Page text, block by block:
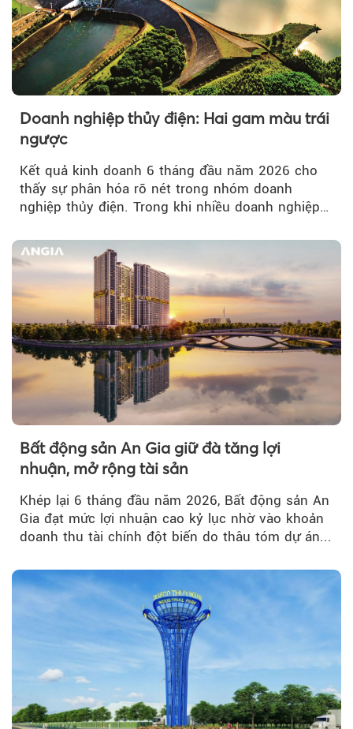
Doanh nghiệp thủy điện: Hai gam màu trái
ngược
Kết quả kinh doanh 6 tháng đầu năm 2026 cho
thấy sự phân hóa rõ nét trong nhóm doanh
nghiệp thủy điện. Trong khi nhiều doanh nghiệp
Bất động sản An Gia giữ đà tăng lợi
nhuận, mở rộng tài sản
Khép lại 6 tháng đầu năm 2026, Bất động sản An
Gia đạt mức lợi nhuận cao kỷ lục nhờ vào khoản
doanh thu tài chính đột biến do thâu tóm dự án...